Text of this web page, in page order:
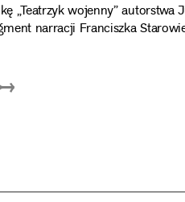
„Teatrzyk wojenny”
narracji Franciszka
➸